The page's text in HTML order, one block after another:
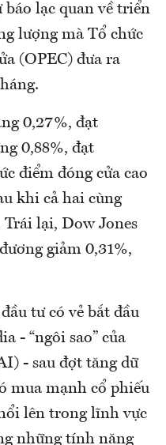
lạc quan về triển
lượng mà Tổ chức
(OPEC) đưa ra
0,27%, đạt
0,88%, đạt
điểm đóng cửa cao
khi cả hai cùng
lại, Dow Jones
giảm 0,31%,
tư có vẻ bắt đầu
- “ngôi sao” của
- sau đợt tăng dữ
mua mạnh cổ phiếu
lên trong lĩnh vực
những tính năng